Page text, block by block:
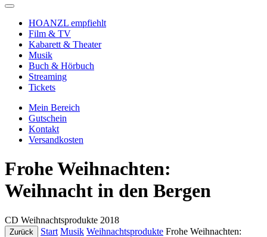
HOANZL empfiehlt
Film & TV
Kabarett & Theater
Musik
Buch & Hörbuch
Streaming
Tickets
Mein Bereich
Gutschein
Kontakt
Versandkosten
Frohe Weihnachten:
Weihnacht in den Bergen
CD Weihnachtsprodukte 2018
Zurück Start Musik Weihnachtsprodukte Frohe Weihnachten: